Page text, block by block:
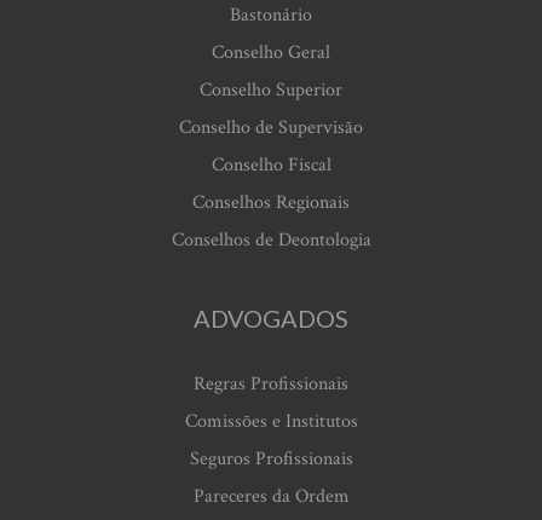
Bastonário
Conselho Geral
Conselho Superior
Conselho de Supervisão
Conselho Fiscal
Conselhos Regionais
Conselhos de Deontologia
ADVOGADOS
Regras Profissionais
Comissões e Institutos
Seguros Profissionais
Pareceres da Ordem